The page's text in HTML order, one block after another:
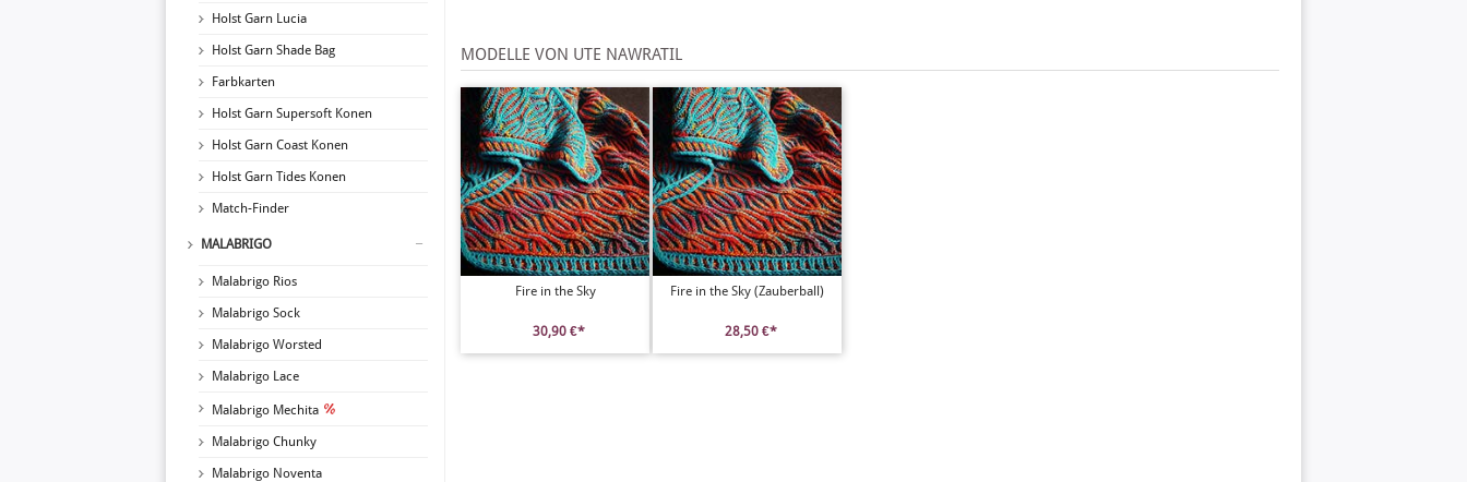
Holst Garn Lucia
Holst Garn Shade Bag
Farbkarten
Holst Garn Supersoft Konen
Holst Garn Coast Konen
Holst Garn Tides Konen
Match-Finder
MALABRIGO
Malabrigo Rios
Malabrigo Sock
Malabrigo Worsted
Malabrigo Lace
Malabrigo Mechita
Malabrigo Chunky
Malabrigo Noventa
MODELLE VON UTE NAWRATIL
Fire in the Sky
30,90 €*
Fire in the Sky (Zauberball)
28,50 €*